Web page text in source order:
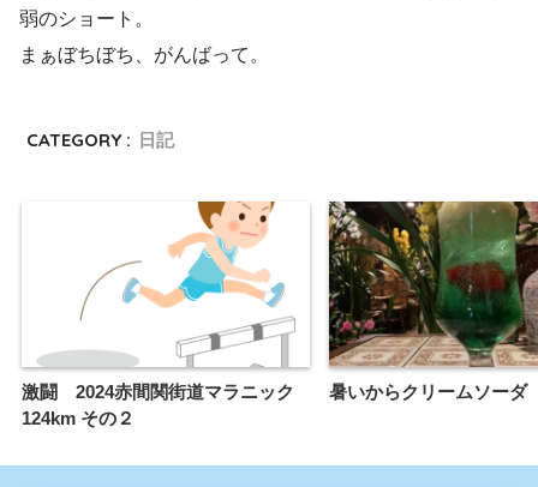
弱のショート。
まぁぼちぼち、がんばって。
CATEGORY : 日記
激闘 2024赤間関街道マラニック
124km その２
暑いからクリームソーダ